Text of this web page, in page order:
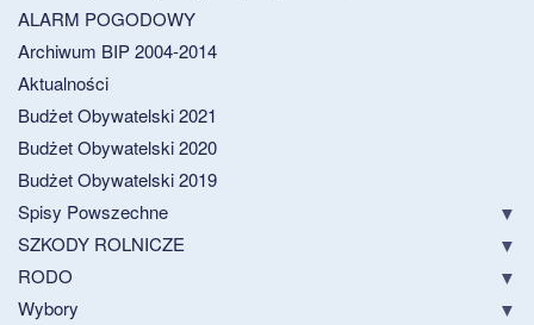
ALARM POGODOWY
Archiwum BIP 2004-2014
Aktualności
Budżet Obywatelski 2021
Budżet Obywatelski 2020
Budżet Obywatelski 2019
Spisy Powszechne
SZKODY ROLNICZE
RODO
Wybory